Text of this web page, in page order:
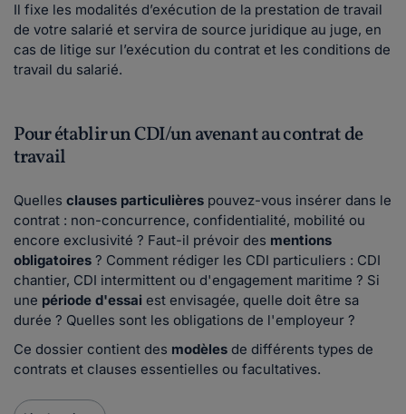
Il fixe les modalités d’exécution de la prestation de travail
de votre salarié et servira de source juridique au juge, en
cas de litige sur l’exécution du contrat et les conditions de
travail du salarié.
Pour établir un CDI/un avenant au contrat de
travail
Quelles clauses particulières pouvez-vous insérer dans le
contrat : non-concurrence, confidentialité, mobilité ou
encore exclusivité ? Faut-il prévoir des mentions
obligatoires ? Comment rédiger les CDI particuliers : CDI
chantier, CDI intermittent ou d'engagement maritime ? Si
une période d'essai est envisagée, quelle doit être sa
durée ? Quelles sont les obligations de l'employeur ?
Ce dossier contient des modèles de différents types de
contrats et clauses essentielles ou facultatives.